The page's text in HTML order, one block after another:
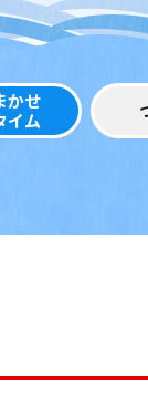
かせ
イム